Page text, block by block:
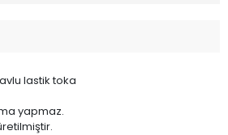
lastik toka
yapmaz.